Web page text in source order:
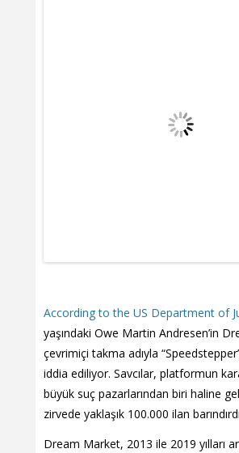
According to the US Department of
yaşındaki Owe Martin Andresen’in
çevrimiçi takma adıyla
iddia ediliyor. Savcılar, platformun
büyük suç pazarlarından biri haline
zirvede yaklaşık 100.000 ilan
Dream Market, 2013 ile 2019 yılları